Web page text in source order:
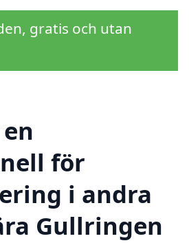
gratis och utan
för
i andra
Gullringen